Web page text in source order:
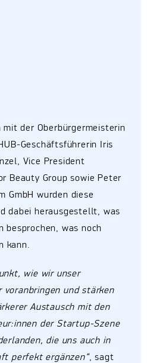
mit der Oberbürgermeisterin
Geschäftsführerin Iris
Vice President
Beauty Group sowie Peter
GmbH wurden diese
dabei herausgestellt, was
besprochen, was noch
kann.
wie wir unser
voranbringen und stärken
Austausch mit den
der Startup-Szene
die uns auch in
perfekt ergänzen“, sagt